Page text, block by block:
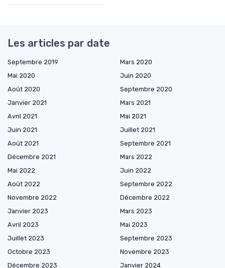
Les articles par date
Septembre 2019
Mars 2020
Mai 2020
Juin 2020
Août 2020
Septembre 2020
Janvier 2021
Mars 2021
Avril 2021
Mai 2021
Juin 2021
Juillet 2021
Août 2021
Septembre 2021
Décembre 2021
Mars 2022
Mai 2022
Juin 2022
Août 2022
Septembre 2022
Novembre 2022
Décembre 2022
Janvier 2023
Mars 2023
Avril 2023
Mai 2023
Juillet 2023
Septembre 2023
Octobre 2023
Novembre 2023
Décembre 2023
Janvier 2024